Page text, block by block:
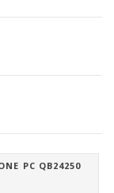
PC QB24250